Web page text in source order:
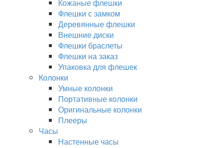
Кожаные флешки
Флешки с замком
Деревянные флешки
Внешние диски
Флешки браслеты
Флешки на заказ
Упаковка для флешек
Колонки
Умные колонки
Портативные колонки
Оригинальные колонки
Плееры
Часы
Настенные часы